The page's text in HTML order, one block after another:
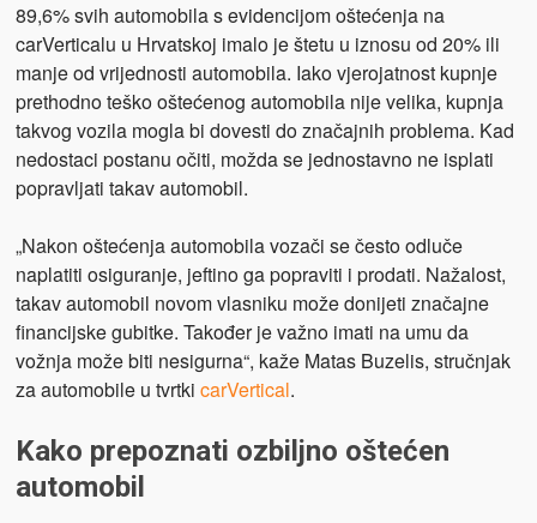
89,6% svih automobila s evidencijom oštećenja na
carVerticalu u Hrvatskoj imalo je štetu u iznosu od 20% ili
manje od vrijednosti automobila. Iako vjerojatnost kupnje
prethodno teško oštećenog automobila nije velika, kupnja
takvog vozila mogla bi dovesti do značajnih problema. Kad
nedostaci postanu očiti, možda se jednostavno ne isplati
popravljati takav automobil.
„Nakon oštećenja automobila vozači se često odluče
naplatiti osiguranje, jeftino ga popraviti i prodati. Nažalost,
takav automobil novom vlasniku može donijeti značajne
financijske gubitke. Također je važno imati na umu da
vožnja može biti nesigurna“, kaže Matas Buzelis, stručnjak
za automobile u tvrtki carVertical.
Kako prepoznati ozbiljno oštećen
automobil